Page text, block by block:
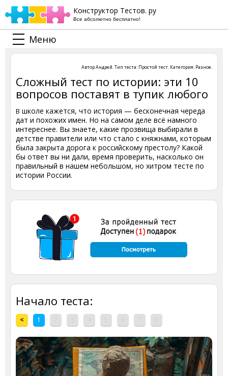
Конструктор Тестов. ру
Все абсолютно бесплатно!
Меню
АвторАндрей. Тип теста: Простой тест. Категория: Разное.
Сложный тест по истории: эти 10
вопросов поставят в тупик любого
В школе кажется, что история — бесконечная череда
дат и похожих имен. Но на самом деле всё намного
интереснее. Вы знаете, какие прозвища выбирали в
детстве правители или что стало с княжнами, которым
была закрыта дорога к российскому престолу? Какой
бы ответ вы ни дали, время проверить, насколько он
правильный в нашем небольшом, но хитром тесте по
истории России.
Начало теста:
< 1